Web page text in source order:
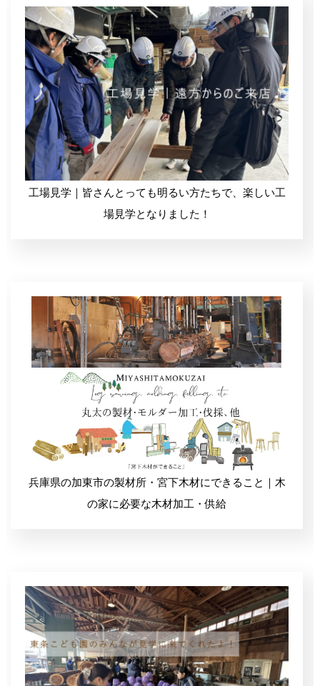
デコスドライ工法(セルロースファイバー)
自然塗料オスモカラー(木材保護)
工場見学｜皆さんとっても明るい方たちで、楽しい工
場見学となりました！
兵庫県の加東市の製材所・宮下木材にできること｜木
の家に必要な木材加工・供給